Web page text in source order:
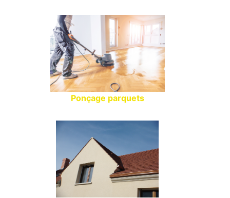
Ponçage parquets